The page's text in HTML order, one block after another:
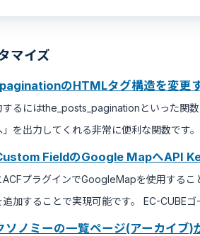
マイズ
のHTMLタグ構造を変更
するにはthe_posts_paginationといった関
」を出力してくれる非常に便利な関数で
FieldのGoogle MapへAPI
ACFプラグインでGoogleMapを使用する
加することで実現可能です。 EC-CUBE
ソノミーの一覧ページ(アーカイブ)